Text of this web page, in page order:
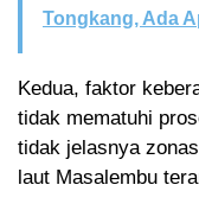
Tongkang, Ada
Kedua, faktor
tidak mematuhi
tidak jelasnya
laut Masalembu